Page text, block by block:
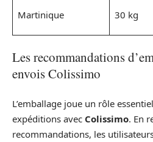
Martinique 30 kg
Les recommandations
envois Colissimo
L’emballage joue un rôle
expéditions avec Colissimo. En
recommandations, les